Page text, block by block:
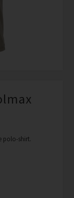
polo-shirt.